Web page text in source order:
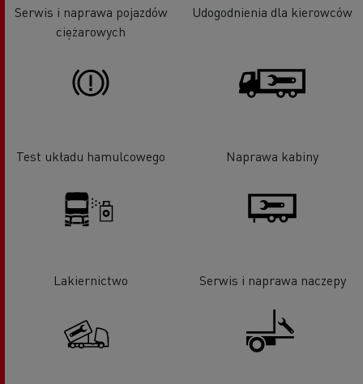
Serwis i naprawa pojazdów
ciężarowych
Udogodnienia dla kierowców
Test układu hamulcowego Naprawa kabiny
Lakiernictwo Serwis i naprawa naczepy